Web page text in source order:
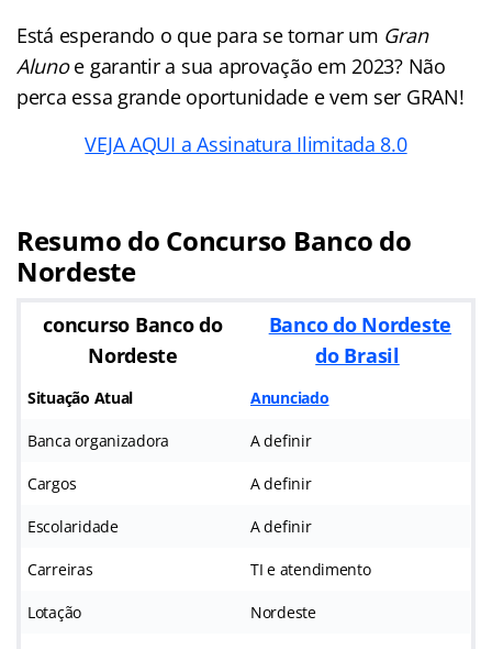
Está esperando o que para se tornar um Gran
Alunoe garantir a sua aprovação em 2023? Não
perca essa grande oportunidade e vem ser GRAN!
VEJA AQUI a Assinatura Ilimitada 8.0
Resumo do Concurso Banco do
Nordeste
concurso Banco do
Nordeste
Banco do Nordeste
do Brasil
Situação Atual Anunciado
Banca organizadora A definir
Cargos A definir
Escolaridade A definir
Carreiras TI e atendimento
Lotação Nordeste